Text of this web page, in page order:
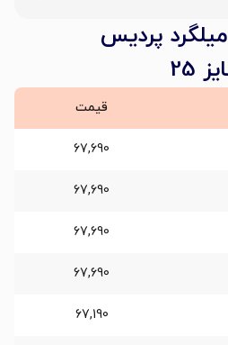
میلگرد پردیس
قیمت
67,690
67,690
67,690
67,690
67,190